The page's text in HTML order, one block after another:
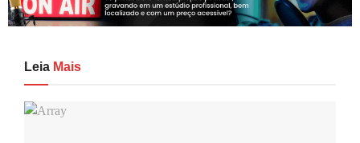
Leia Mais